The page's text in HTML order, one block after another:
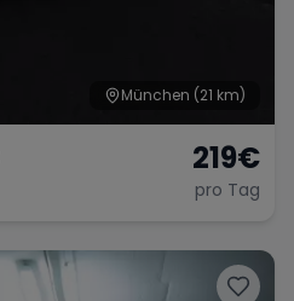
München (21 km)
219€
pro Tag